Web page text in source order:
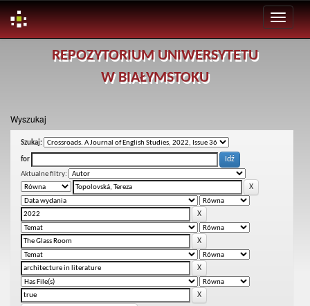
REPOZYTORIUM UNIWERSYTETU
W BIAŁYMSTOKU
Wyszukaj
Szukaj:
for
Aktualne filtry: